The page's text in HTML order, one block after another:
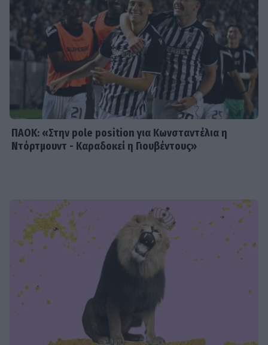
SHOWBIZ
Οικονομάκου: To fashion souvenir
από τα Bora Bora - H χειροποίητη
τσάντα από φύλλα που θα ζηλέψεις
ΠΑΟΚ: «Στην pole position για Κωνσταντέλια η
Ντόρτμουντ - Καραδοκεί η Γιουβέντους»